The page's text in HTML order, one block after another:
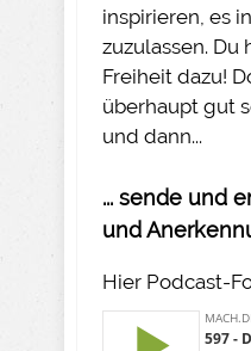
inspirieren, es
zuzulassen. Du
Freiheit dazu!
überhaupt gut
und dann...
... sende und
und
Hier Podcast-